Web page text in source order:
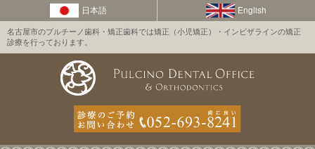
名古屋市のプルチーノ歯科・矯正歯科では矯正（小児矯正）・インビザラインの矯正
診療を行っております。